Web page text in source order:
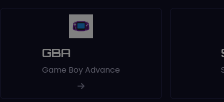
GBA
Game Boy Advance